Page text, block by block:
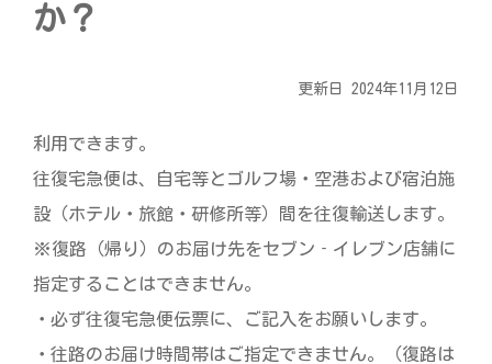
か？
更新日 2024年11月12日
利用できます。
往復宅急便は、自宅等とゴルフ場・空港および宿泊施
設（ホテル・旅館・研修所等）間を往復輸送します。
※復路（帰り）のお届け先をセブン‐イレブン店舗に
指定することはできません。
・必ず往復宅急便伝票に、ご記入をお願いします。
・往路のお届け時間帯はご指定できません。（復路は